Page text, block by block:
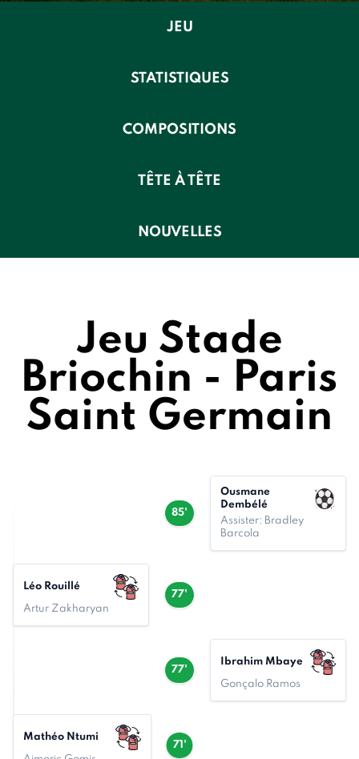
JEU
STATISTIQUES
COMPOSITIONS
TÊTE À TÊTE
NOUVELLES
Jeu Stade
Briochin - Paris
Saint Germain
85'
Ousmane
Dembélé
Assister: Bradley
Barcola
77'
Léo Rouillé
Artur Zakharyan
77'
Ibrahim Mbaye
Gonçalo Ramos
71'
Mathéo Ntumi